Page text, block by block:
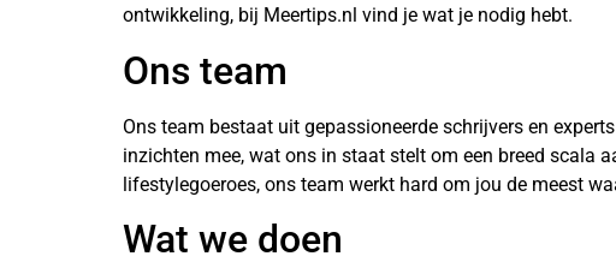
ontwikkeling, bij Meertips.nl vind je wat je nodig hebt.
Ons team
Ons team bestaat uit gepassioneerde schrijvers en
inzichten mee, wat ons in staat stelt om een breed scala
lifestylegoeroes, ons team werkt hard om jou de meest
Wat we doen